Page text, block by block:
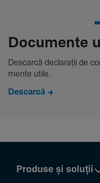
Docu­mente
Descarcă decla­rații de
mente utile.
Descarcă
Produse și soluții